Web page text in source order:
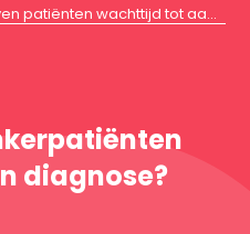
wachttijd tot aan diagnose?
diagnose?